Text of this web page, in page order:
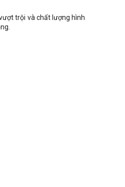
trội và chất lượng hình